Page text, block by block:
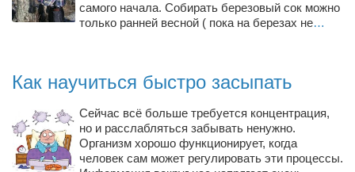
Александр Садовский
Марина Фенота
Гостиная
Он и Она
самого начала. Собирать березовый сок можно
только ранней весной ( пока на березах не…
Как научиться быстро засыпать
Сейчас всё больше требуется концентрация,
но и расслабляться забывать ненужно.
Организм хорошо функционирует, когда
человек сам может регулировать эти процессы.